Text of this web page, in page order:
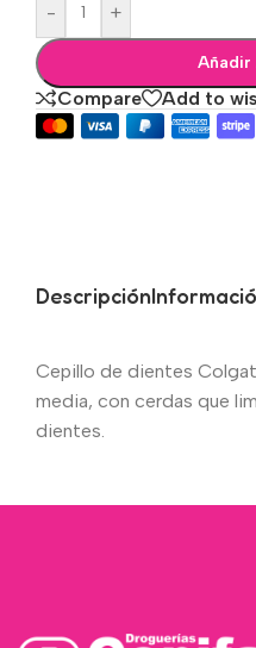
- +
Compare Add to
Descripción
Cepillo de dientes
media, con cerdas que
dientes.